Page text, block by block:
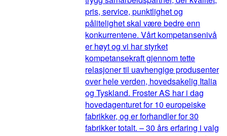
pris, service, punktlighet og
pålitelighet skal være bedre enn
konkurrentene. Vårt kompetansenivå
er høyt og vi har styrket
kompetansekraft gjennom tette
relasjoner til uavhengige produsenter
over hele verden, hovedsakelig Italia
og Tyskland. Froster AS har i dag
hovedagenturet for 10 europeiske
fabrikker, og er forhandler for 30
fabrikker totalt. – 30 års erfaring i valg